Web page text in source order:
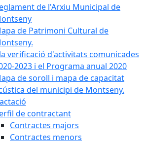
de l'Arxiu Municipal de
de Patrimoni Cultural de
verificació d'activitats comunicades
2023 i el Programa anual 2020
de soroll i mapa de capacitat
del municipi de Montseny.
de contractant
Contractes majors
Contractes menors